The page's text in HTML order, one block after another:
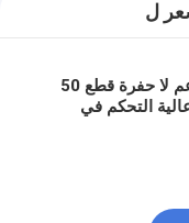
ل
قطع ناعم لا حفرة قطع 50
التحكم في